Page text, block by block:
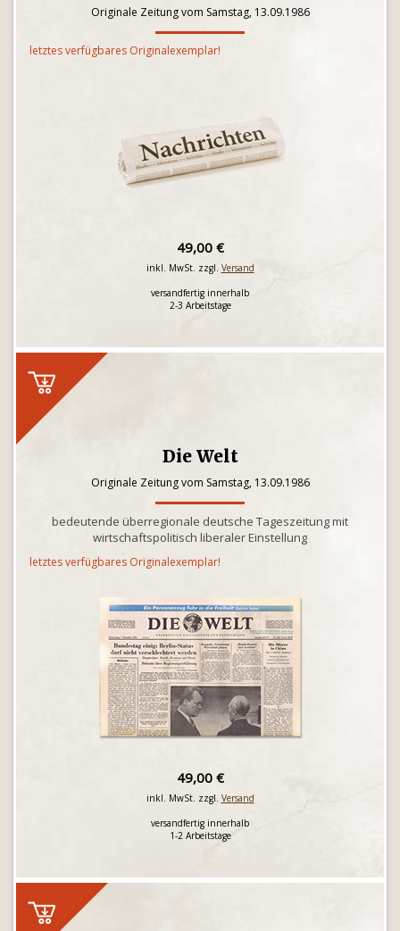
Originale Zeitung vom Samstag, 13.09.1986
letztes verfügbares Originalexemplar!
49,00 €
inkl. MwSt. zzgl. Versand
versandfertig innerhalb
2-3 Arbeitstage
Die Welt
Originale Zeitung vom Samstag, 13.09.1986
bedeutende überregionale deutsche Tageszeitung mit
wirtschaftspolitisch liberaler Einstellung
letztes verfügbares Originalexemplar!
49,00 €
inkl. MwSt. zzgl. Versand
versandfertig innerhalb
1-2 Arbeitstage